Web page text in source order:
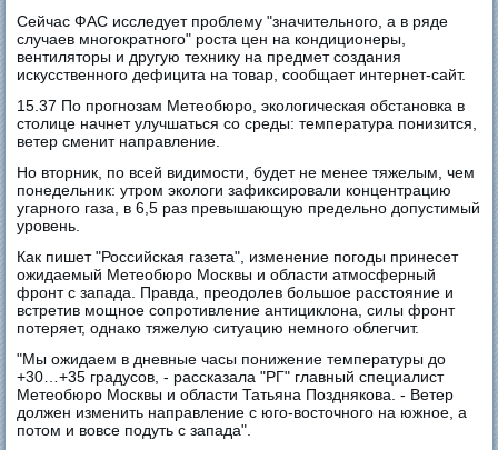
Сейчас ФАС исследует проблему "значительного, а в ряде
случаев многократного" роста цен на кондиционеры,
вентиляторы и другую технику на предмет создания
искусственного дефицита на товар, сообщает интернет-сайт.
15.37 По прогнозам Метеобюро, экологическая обстановка в
столице начнет улучшаться со среды: температура понизится,
ветер сменит направление.
Но вторник, по всей видимости, будет не менее тяжелым, чем
понедельник: утром экологи зафиксировали концентрацию
угарного газа, в 6,5 раз превышающую предельно допустимый
уровень.
Как пишет "Российская газета", изменение погоды принесет
ожидаемый Метеобюро Москвы и области атмосферный
фронт с запада. Правда, преодолев большое расстояние и
встретив мощное сопротивление антициклона, силы фронт
потеряет, однако тяжелую ситуацию немного облегчит.
"Мы ожидаем в дневные часы понижение температуры до
+30…+35 градусов, - рассказала "РГ" главный специалист
Метеобюро Москвы и области Татьяна Позднякова. - Ветер
должен изменить направление с юго-восточного на южное, а
потом и вовсе подуть с запада".